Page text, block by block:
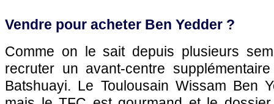
Vendre pour acheter Ben Yedder ?
Comme on le sait depuis plusieurs
recruter un avant-centre
Batshuayi. Le Toulousain Wissam Ben